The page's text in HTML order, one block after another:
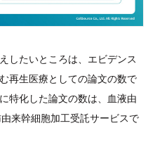
したいところは、エビデンス
再生医療としての論文の数で
特化した論文の数は、血液由
来幹細胞加工受託サービスで